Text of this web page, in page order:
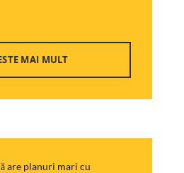
MAI MULT
are planuri mari cu